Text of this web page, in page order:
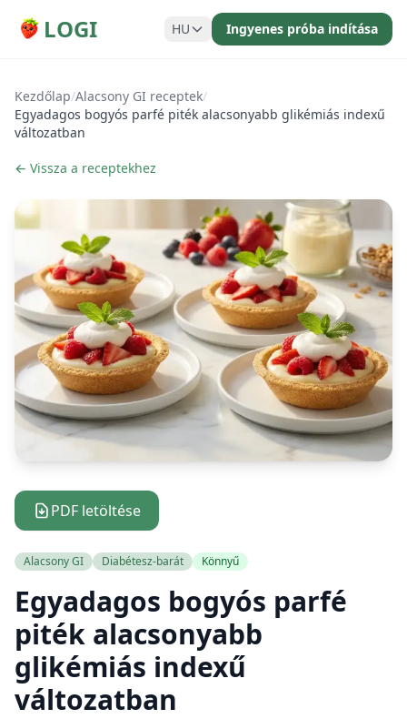
LOGI HU Ingyenes próba indítása
Kezdőlap/Alacsony GI receptek/
Egyadagos bogyós parfé piték alacsonyabb glikémiás indexű
változatban
← Vissza a receptekhez
PDF letöltése
Alacsony GI Diabétesz-barát Könnyű
Egyadagos bogyós parfé
piték alacsonyabb
glikémiás indexű
változatban